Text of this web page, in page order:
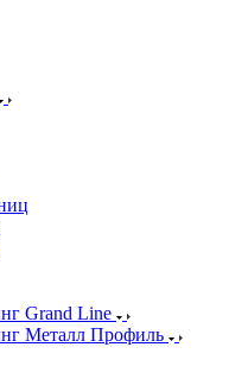
Grand Line
Металл Профиль